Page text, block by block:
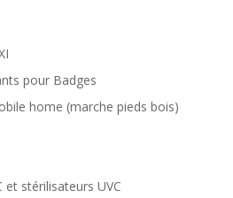
pour Badges
home (marche pieds bois)
et stérilisateurs UVC